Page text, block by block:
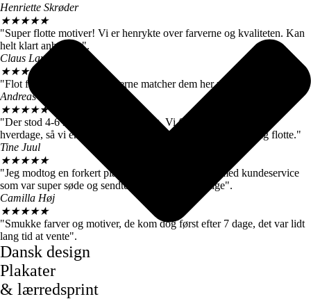
Henriette Skrøder
★★★★★
"Super flotte motiver! Vi er henrykte over farverne og kvaliteten. Kan
helt klart anbefales".
Claus Langballe
★★★★
"Flot farvegengivelse. Farverne matcher dem her på siden".
Andreas W. Nielsen
★★★★★
"Der stod 4-6 hverdage ved levering. Vi fik motiverne efter 3
hverdage, så vi er meget tilfredse. De store billeder er virkelig flotte."
Tine Juul
★★★★★
"Jeg modtog en forkert plakat. Men fik hurtigt talt med kundeservice
som var super søde og sendte mig straks den rigtige".
Camilla Høj
★★★★★
"Smukke farver og motiver, de kom dog først efter 7 dage, det var lidt
lang tid at vente".
Dansk design
Plakater
& lærredsprint